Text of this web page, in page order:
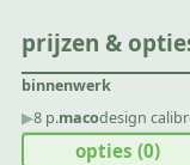
prijzen &
binnenwerk
▶︎8 p.macodesign
opties (0)